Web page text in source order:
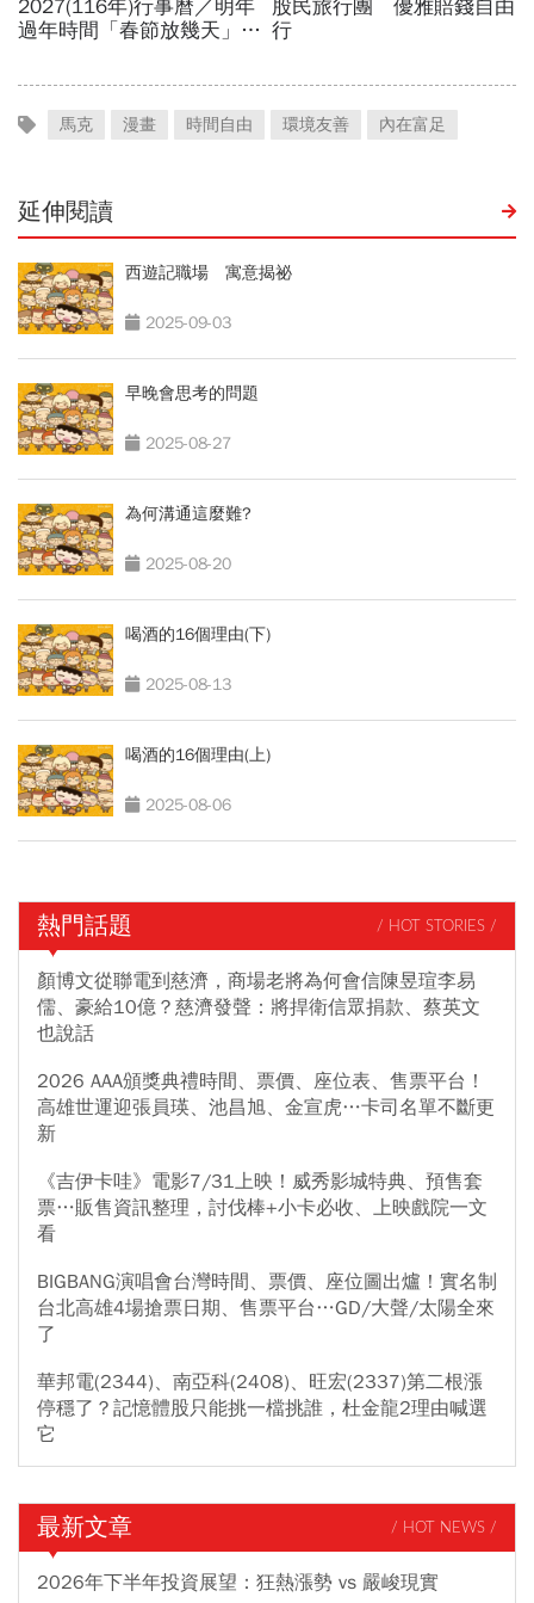
馬克 漫畫 時間自由 環境友善 內在富足
延伸閱讀
西遊記職場 寓意揭祕
2025-09-03
早晚會思考的問題
2025-08-27
為何溝通這麼難?
2025-08-20
喝酒的16個理由(下)
2025-08-13
喝酒的16個理由(上)
2025-08-06
熱門話題 / HOT STORIES /
顏博文從聯電到慈濟，商場老將為何會信陳昱瑄李易
儒、豪給10億？慈濟發聲：將捍衛信眾捐款、蔡英文
也說話
2026 AAA頒獎典禮時間、票價、座位表、售票平台！
高雄世運迎張員瑛、池昌旭、金宣虎…卡司名單不斷更
新
《吉伊卡哇》電影7/31上映！威秀影城特典、預售套
票…販售資訊整理，討伐棒+小卡必收、上映戲院一文
看
BIGBANG演唱會台灣時間、票價、座位圖出爐！實名制
台北高雄4場搶票日期、售票平台…GD/大聲/太陽全來
了
華邦電(2344)、南亞科(2408)、旺宏(2337)第二根漲
停穩了？記憶體股只能挑一檔挑誰，杜金龍2理由喊選
它
最新文章 / HOT NEWS /
2026年下半年投資展望：狂熱漲勢 vs 嚴峻現實